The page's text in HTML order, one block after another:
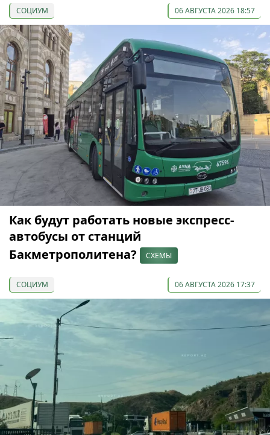
СОЦИУМ 06 АВГУСТА 2026 18:57
Как будут работать новые экспресс-
автобусы от станций
Бакметрополитена?
СХЕМЫ
СОЦИУМ 06 АВГУСТА 2026 17:37